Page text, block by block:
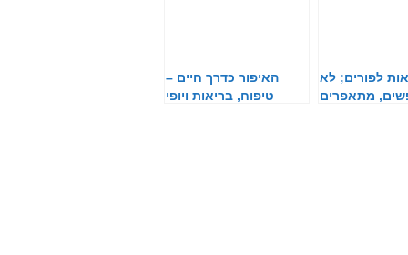
לפורים; לא
מתאפרים
האיפור כדרך חיים –
טיפוח, בריאות ויופי